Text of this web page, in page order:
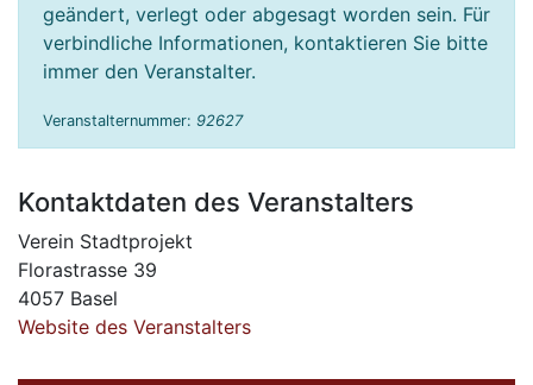
geändert, verlegt oder abgesagt worden sein. Für
verbindliche Informationen, kontaktieren Sie bitte
immer den Veranstalter.
Veranstalternummer: 92627
Kontaktdaten des Veranstalters
Verein Stadtprojekt
Florastrasse 39
4057 Basel
Website des Veranstalters